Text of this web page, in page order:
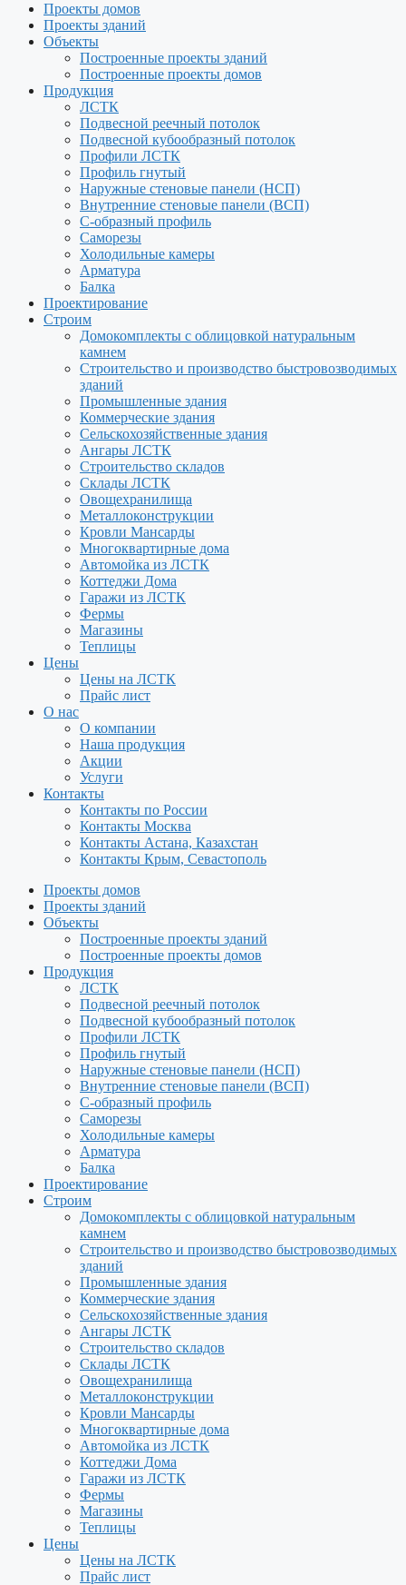
Проекты домов
Проекты зданий
Объекты
Построенные проекты зданий
Построенные проекты домов
Продукция
ЛСТК
Подвесной реечный потолок
Подвесной кубообразный потолок
Профили ЛСТК
Профиль гнутый
Наружные стеновые панели (НСП)
Внутренние стеновые панели (ВСП)
С-образный профиль
Саморезы
Холодильные камеры
Арматура
Балка
Проектирование
Строим
Домокомплекты с облицовкой натуральным
камнем
Строительство и производство быстровозводимых
зданий
Промышленные здания
Коммерческие здания
Сельскохозяйственные здания
Ангары ЛСТК
Строительство складов
Склады ЛСТК
Овощехранилища
Металлоконструкции
Кровли Мансарды
Многоквартирные дома
Автомойка из ЛСТК
Коттеджи Дома
Гаражи из ЛСТК
Фермы
Магазины
Теплицы
Цены
Цены на ЛСТК
Прайс лист
О нас
О компании
Наша продукция
Акции
Услуги
Контакты
Контакты по России
Контакты Москва
Контакты Астана, Казахстан
Контакты Крым, Севастополь
Проекты домов
Проекты зданий
Объекты
Построенные проекты зданий
Построенные проекты домов
Продукция
ЛСТК
Подвесной реечный потолок
Подвесной кубообразный потолок
Профили ЛСТК
Профиль гнутый
Наружные стеновые панели (НСП)
Внутренние стеновые панели (ВСП)
С-образный профиль
Саморезы
Холодильные камеры
Арматура
Балка
Проектирование
Строим
Домокомплекты с облицовкой натуральным
камнем
Строительство и производство быстровозводимых
зданий
Промышленные здания
Коммерческие здания
Сельскохозяйственные здания
Ангары ЛСТК
Строительство складов
Склады ЛСТК
Овощехранилища
Металлоконструкции
Кровли Мансарды
Многоквартирные дома
Автомойка из ЛСТК
Коттеджи Дома
Гаражи из ЛСТК
Фермы
Магазины
Теплицы
Цены
Цены на ЛСТК
Прайс лист